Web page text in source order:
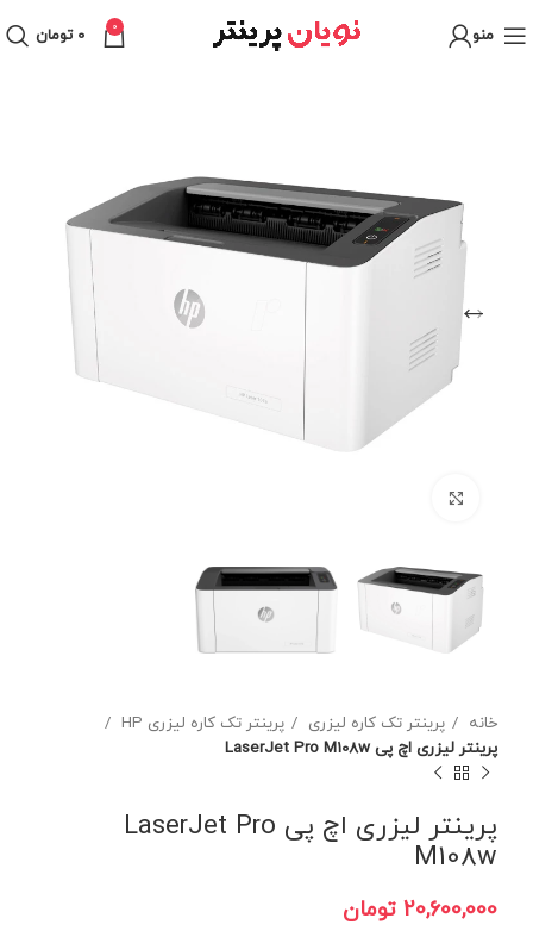
منو 0
0 تومان
خانه پرینتر تک کاره لیزری
پرینتر تک کاره لیزری HP
پرینتر لیزری اچ پی LaserJet Pro M108w
پرینتر لیزری اچ پی LaserJet Pro
M108w
تومان